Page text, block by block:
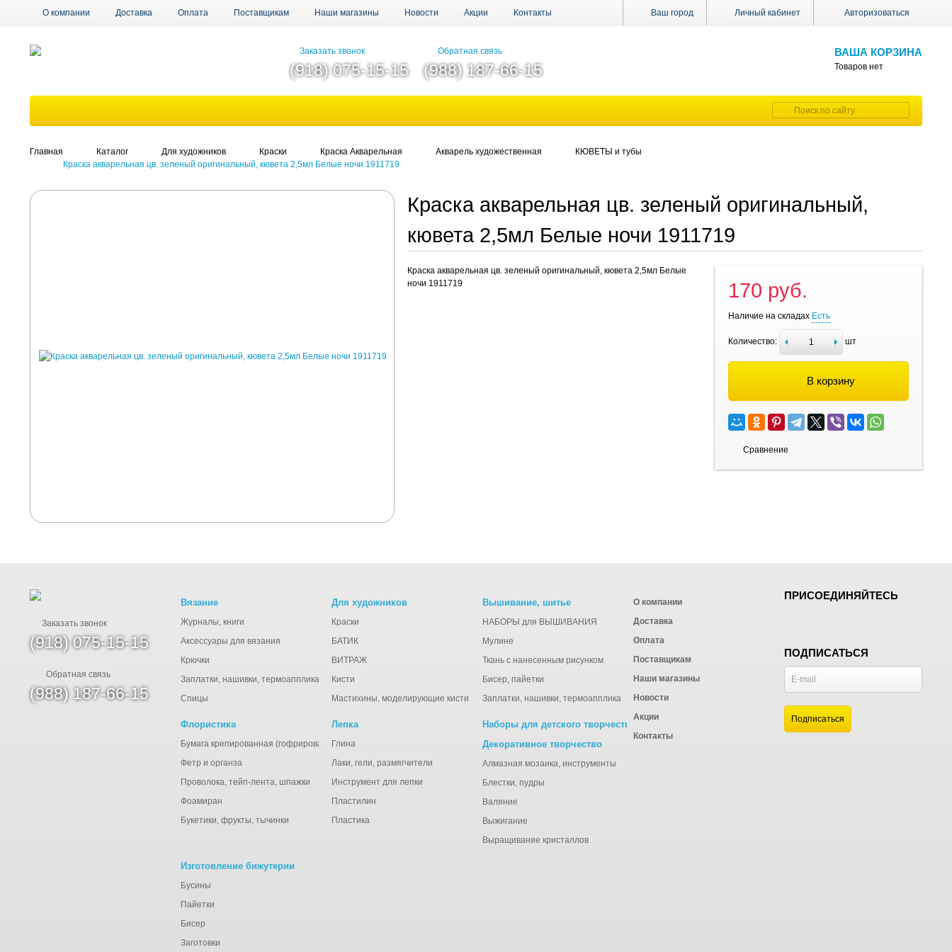
Ваш город Личный кабинет Авторизоваться
О компании Доставка Оплата Поставщикам Наши магазины Новости Акции Контакты
ВАША КОРЗИНА
Товаров нет
Заказать звонок
(918) 075-15-15
Обратная связь
(988) 187-66-15
Главная Каталог Для художников Краски Краска Акварельная Акварель художественная
КЮВЕТЫ и тубы
Краска акварельная цв. зеленый оригинальный, кювета 2,5мл Белые ночи 1911719
Краска акварельная цв. зеленый оригинальный,
кювета 2,5мл Белые ночи 1911719
Краска акварельная цв. зеленый оригинальный, кювета 2,5мл Белые
ночи 1911719
170 руб.
Наличие на складах Есть
Количество: шт
В корзину
Сравнение
Заказать звонок
(918) 075-15-15
Обратная связь
(988) 187-66-15
Вязание
Журналы, книги
Аксессуары для вязания
Крючки
Заплатки, нашивки, термоаппликации
Спицы
Для художников
Краски
БАТИК
ВИТРАЖ
Кисти
Мастихины, моделирующие кисти
Вышивание, шитье
НАБОРЫ для ВЫШИВАНИЯ
Мулине
Ткань с нанесенным рисунком
Бисер, пайетки
Заплатки, нашивки, термоаппликации
Флористика
Бумага крепированная (гофрированная), тишью
Фетр и органза
Проволока, тейп-лента, шпажки
Фоамиран
Букетики, фрукты, тычинки
Лепка
Глина
Лаки, гели, размягчители
Инструмент для лепки
Пластилин
Пластика
Наборы для детского творчества
Декоративное творчество
Алмазная мозаика, инструменты
Блестки, пудры
Валяние
Выжигание
Выращивание кристаллов
Изготовление бижутерии
Бусины
Пайетки
Бисер
Заготовки
О компании
Доставка
Оплата
Поставщикам
Наши магазины
Новости
Акции
Контакты
ПРИСОЕДИНЯЙТЕСЬ
ПОДПИСАТЬСЯ